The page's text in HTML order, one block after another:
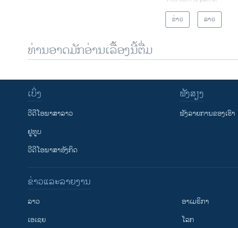
ຂ່າວ
ລາວ
ທ່ານອາດມັກອ່ານເລື້ອງນີ້ຕື່ມ
ເບິ່ງ
ວີດີໂອພາສາລາວ
ຢູທູບ
ວີດີໂອພາສາອັງກິດ
ຟັງສຽງ
ຟັງລາຍການຂອງເຮົາ
ຂ່າວແລະລາຍງານ
ລາວ
ເອເຊຍ
ອາເມຣິກາ
ໂລກ